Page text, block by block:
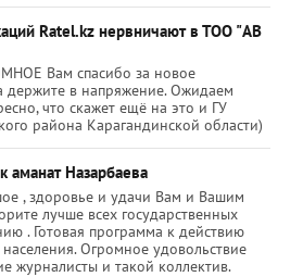
Ratel.kz нервничают в ТОО "AB
Вам спасибо за новое
держите в напряжение. Ожидаем
что скажет ещё на это и ГУ
района Карагандинской области)
аманат Назарбаева
, здоровье и удачи Вам и Вашим
лучше всех государственных
. Готовая программа к действию
Огромное удовольствие
журналисты и такой коллектив.